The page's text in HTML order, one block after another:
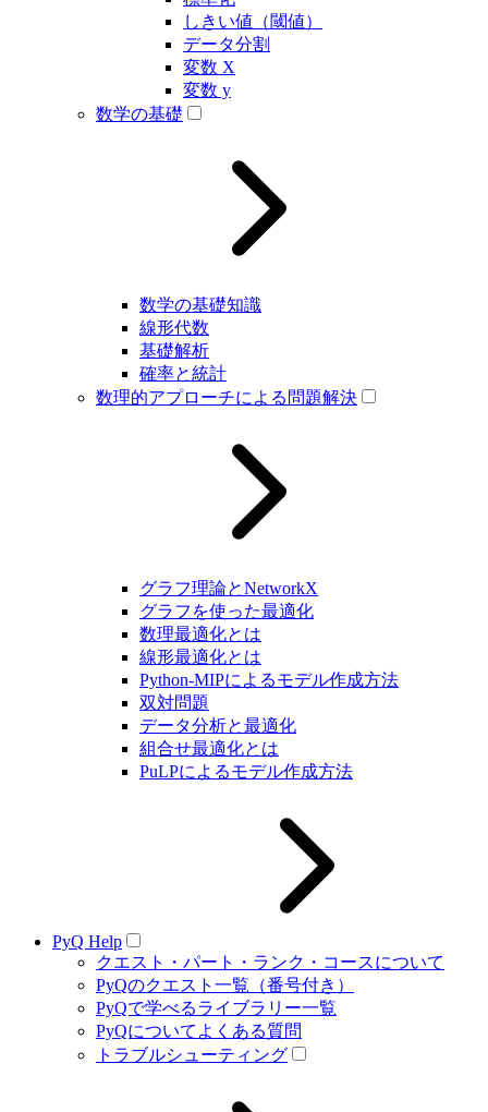
しきい値（閾値）
データ分割
変数 X
変数 y
数学の基礎
数学の基礎知識
線形代数
基礎解析
確率と統計
数理的アプローチによる問題解決
グラフ理論とNetworkX
グラフを使った最適化
数理最適化とは
線形最適化とは
Python-MIPによるモデル作成方法
双対問題
データ分析と最適化
組合せ最適化とは
PuLPによるモデル作成方法
PyQ Help
クエスト・パート・ランク・コースについて
PyQのクエスト一覧（番号付き）
PyQで学べるライブラリー一覧
PyQについてよくある質問
トラブルシューティング